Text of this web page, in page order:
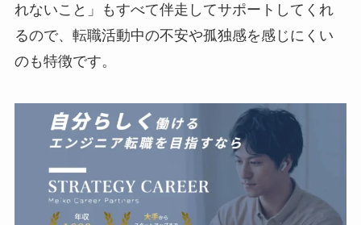
れないこと」もすべて伴走してサポートしてくれ
るので、転職活動中の不安や孤独感を感じにくい
のも特徴です。